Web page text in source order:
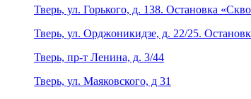
Тверь, ул. Горького, д. 138. Остановка
Тверь, ул. Орджоникидзе, д. 22/25.
Тверь, пр-т Ленина, д. 3/44
Тверь, ул. Маяковского, д 31